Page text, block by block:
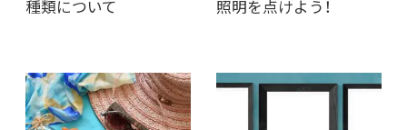
種類について
照明を点けよう！